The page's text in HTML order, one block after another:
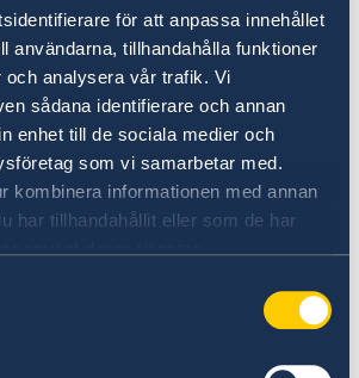
för att anpassa innehållet
användarna, tillhandahålla funktioner
och analysera vår trafik. Vi
sådana identifierare och annan
enhet till de sociala medier och
som vi samarbetar med.
kombinera informationen med annan
har tillhandahållit eller som de har
besöka någon av de angivna
exempel vid sjukhusvistelse
kan Försäkringskassan i
levnadsintyget om det
läkare eller liknande. För övrigt
från reglerna.
från utlandet
524524